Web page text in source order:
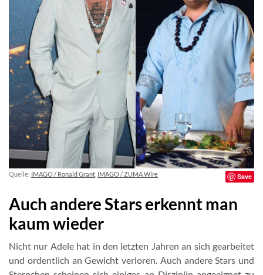
Quelle: IMAGO / Ronald Grant IMAGO / ZUMA Wire Save
Auch andere Stars erkennt man
kaum wieder
Nicht nur Adele hat in den letzten Jahren an sich gearbeitet
und ordentlich an Gewicht verloren. Auch andere Stars und